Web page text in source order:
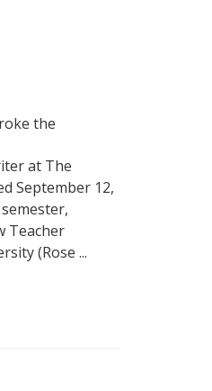
the
at The
September 12,
Teacher
(Rose ...